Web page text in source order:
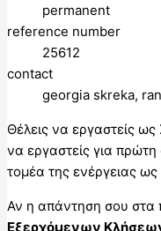
permanent
reference number
25612
contact
georgia skreka,
Θέλεις να εργαστείς ως
να εργαστείς για
τομέα της ενέργειας ως
Αν η απάντηση σου στα
Εξερχόμενων